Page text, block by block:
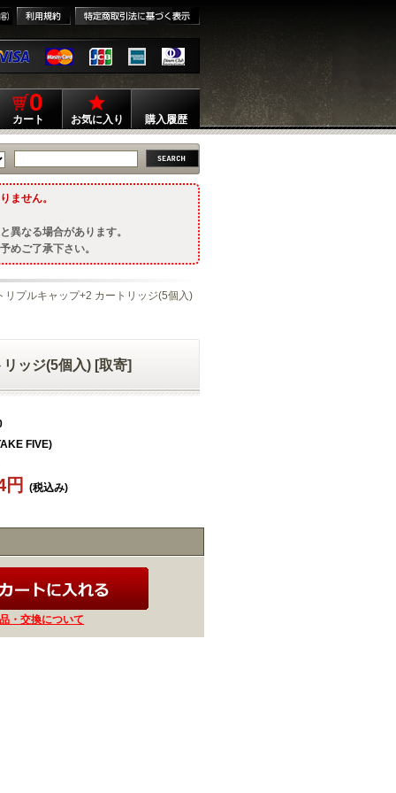
0
カート お気に入り 購入履歴
ません。
異なる場合があります。
めご了承下さい。
プルキャップ+2 カートリッジ(5個入)
ッジ(5個入) [取寄]
FIVE)
円
(税込み)
・交換について